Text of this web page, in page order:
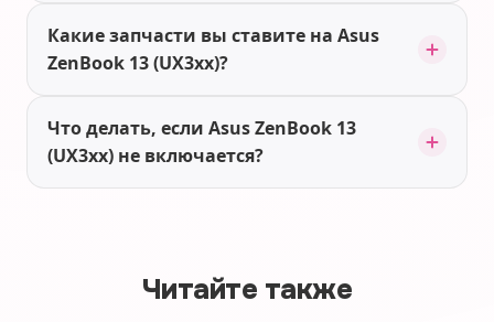
Какие запчасти вы ставите на Asus
ZenBook 13 (UX3xx)?
Что делать, если Asus ZenBook 13
(UX3xx) не включается?
Читайте также